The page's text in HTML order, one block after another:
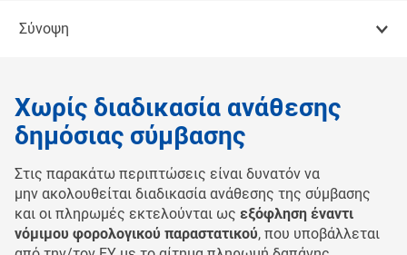
Σύνοψη
Χωρίς διαδικασία ανάθεσης
δημόσιας σύμβασης
Στις παρακάτω περιπτώσεις είναι δυνατόν να
μην ακολουθείται διαδικασία ανάθεσης της σύμβασης
και οι πληρωμές εκτελούνται ως εξόφληση έναντι
νόμιμου φορολογικού παραστατικού, που υποβάλλεται